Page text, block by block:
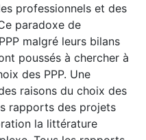
professionnels et des
paradoxe de
malgré leurs bilans
poussés à chercher à
des PPP. Une
raisons du choix des
rapports des projets
la littérature